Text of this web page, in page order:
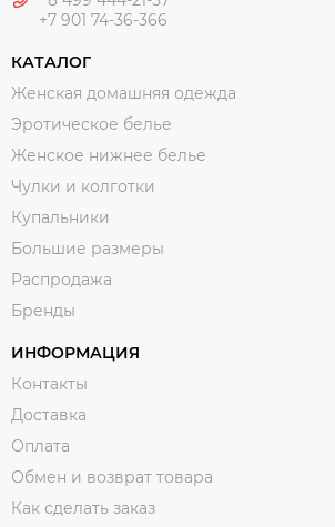
+7 901 74-36-366
КАТАЛОГ
Женская домашняя одежда
Эротическое белье
Женское нижнее белье
Чулки и колготки
Купальники
Большие размеры
Распродажа
Бренды
ИНФОРМАЦИЯ
Контакты
Доставка
Оплата
Обмен и возврат товара
Как сделать заказ